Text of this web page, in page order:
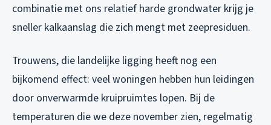
combinatie met ons relatief harde grondwater krijg je
sneller kalkaanslag die zich mengt met zeepresiduen.
Trouwens, die landelijke ligging heeft nog een
bijkomend effect: veel woningen hebben hun leidingen
door onverwarmde kruipruimtes lopen. Bij de
temperaturen die we deze november zien, regelmatig